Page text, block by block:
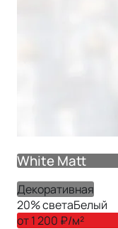
White Matt
Декоративная
20% светаБелый
от1 200 ₽/м²